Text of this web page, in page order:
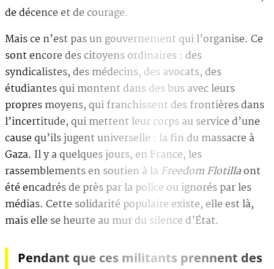
de décence et de courage.
Mais ce n’est pas un gouvernement qui l’organise. Ce
sont encore des citoyens ordinaires : des
syndicalistes, des médecins, des avocats, des
étudiantes qui montent dans des bus avec leurs
propres moyens, qui franchissent des frontières dans
l’incertitude, qui mettent leur corps au service d’une
cause qu’ils jugent universelle : la fin du massacre à
Gaza. Il y a quelques jours, en France, les
rassemblements en soutien à la Freedom Flotillaont
été encadrés de près par la police ou ignorés par les
médias. Cette solidarité populaire existe, elle est là,
mais elle se heurte au mur du silence d’État.
Pendant que ces militants prennent des